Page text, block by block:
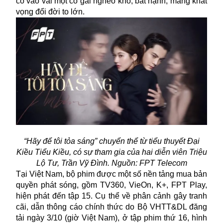
vọng đổi đời to lớn.
“Hãy để tôi tỏa sáng” chuyển thể từ tiểu thuyết Đại
Kiều Tiểu Kiều, có sự tham gia của hai diễn viên Triệu
Lộ Tư, Trần Vỹ Đình. Nguồn: FPT Telecom
Tại Việt Nam, bộ phim được một số nền tảng mua bản
quyền phát sóng, gồm TV360, VieOn, K+, FPT Play,
hiện phát đến tập 15. Cụ thể về phân cảnh gây tranh
cãi, dẫn thông cáo chính thức do Bộ VHTT&DL đăng
tải ngày 3/10 (giờ Việt Nam), ở tập phim thứ 16, hình